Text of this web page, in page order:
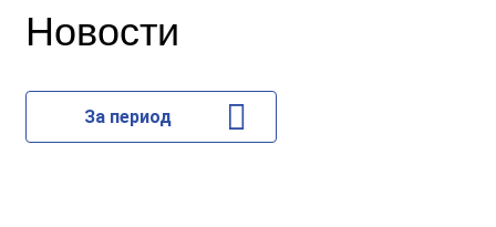
Новости
За период